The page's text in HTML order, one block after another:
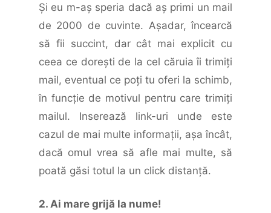
Şi eu m-aş speria dacă aş primi un mail
de 2000 de cuvinte. Aşadar, încearcă
să fii succint, dar cât mai explicit cu
ceea ce doreşti de la cel căruia îi trimiţi
mail, eventual ce poţi tu oferi la schimb,
în funcţie de motivul pentru care trimiţi
mailul. Inserează link-uri unde este
cazul de mai multe informaţii, aşa încât,
dacă omul vrea să afle mai multe, să
poată găsi totul la un click distanţă.
2. Ai mare grijă la nume!